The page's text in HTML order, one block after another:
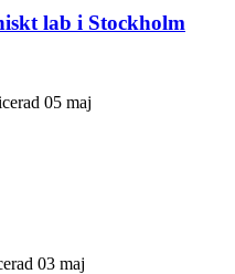
lab i Stockholm
05 maj
03 maj